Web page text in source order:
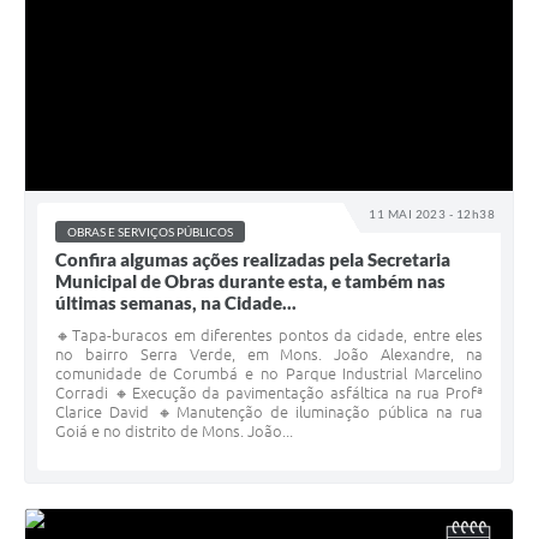
11 MAI 2023 - 12h38
OBRAS E SERVIÇOS PÚBLICOS
Confira algumas ações realizadas pela Secretaria
Municipal de Obras durante esta, e também nas
últimas semanas, na Cidade...
🔸Tapa-buracos em diferentes pontos da cidade, entre eles
no bairro Serra Verde, em Mons. João Alexandre, na
comunidade de Corumbá e no Parque Industrial Marcelino
Corradi 🔸Execução da pavimentação asfáltica na rua Profª
Clarice David 🔸Manutenção de iluminação pública na rua
Goiá e no distrito de Mons. João...